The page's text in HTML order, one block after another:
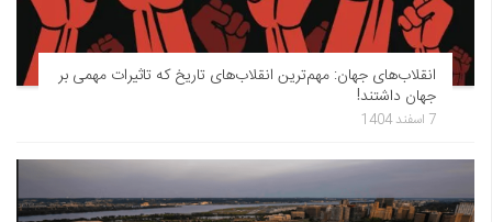
انقلاب‌های جهان: مهم‌ترین انقلاب‌های تاریخ که تاثیرات مهمی بر
جهان داشتند!
7 اسفند 1404